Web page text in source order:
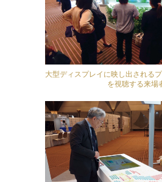
大型ディスプレイに映し出される
を視聴する来場